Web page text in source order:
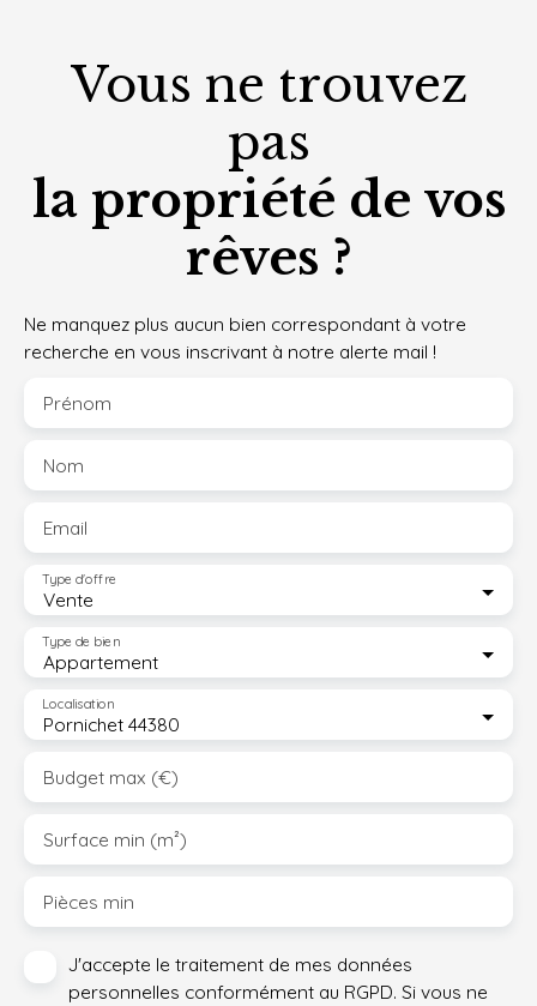
Vous ne trouvez
pas
la propriété de vos
rêves ?
Ne manquez plus aucun bien correspondant à votre
recherche en vous inscrivant à notre alerte mail !
Prénom
Nom
Email
Vente
Type d'offre
Appartement
Type de bien
Pornichet 44380
Localisation
Budget max (€)
Surface min (m²)
Pièces min
J'accepte le traitement de mes données
personnelles conformément au RGPD. Si vous ne